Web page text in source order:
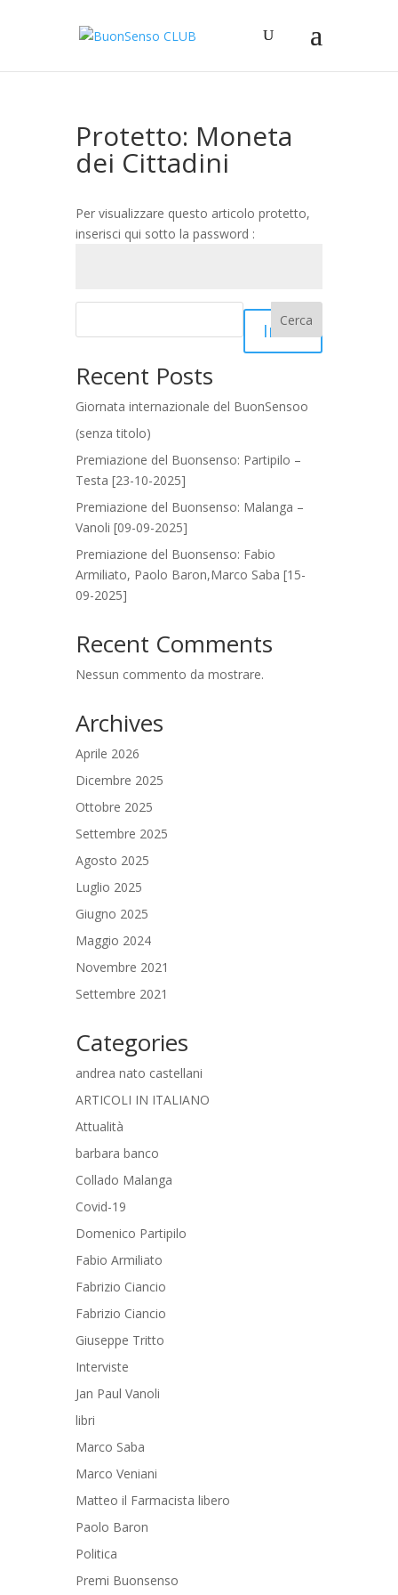
Protetto: Moneta
dei Cittadini
Per visualizzare questo articolo protetto,
inserisci qui sotto la password :
Invia
Cerca
Recent Posts
Giornata internazionale del BuonSensoo
(senza titolo)
Premiazione del Buonsenso: Partipilo –
Testa [23-10-2025]
Premiazione del Buonsenso: Malanga –
Vanoli [09-09-2025]
Premiazione del Buonsenso: Fabio
Armiliato, Paolo Baron,Marco Saba [15-
09-2025]
Recent Comments
Nessun commento da mostrare.
Archives
Aprile 2026
Dicembre 2025
Ottobre 2025
Settembre 2025
Agosto 2025
Luglio 2025
Giugno 2025
Maggio 2024
Novembre 2021
Settembre 2021
Categories
andrea nato castellani
ARTICOLI IN ITALIANO
Attualità
barbara banco
Collado Malanga
Covid-19
Domenico Partipilo
Fabio Armiliato
Fabrizio Ciancio
Fabrizio Ciancio
Giuseppe Tritto
Interviste
Jan Paul Vanoli
libri
Marco Saba
Marco Veniani
Matteo il Farmacista libero
Paolo Baron
Politica
Premi Buonsenso